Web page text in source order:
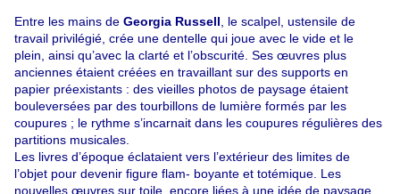
Entre les mains de Georgia Russell , le scalpel, ustensile de
travail privilégié, crée une dentelle qui joue avec le vide et le
plein, ainsi qu’avec la clarté et l’obscurité. Ses œuvres plus
anciennes étaient créées en travaillant sur des supports en
papier préexistants : des vieilles photos de paysage étaient
bouleversées par des tourbillons de lumière formés par les
coupures ; le rythme s’incarnait dans les coupures régulières des
partitions musicales.
Les livres d’époque éclataient vers l’extérieur des limites de
l’objet pour devenir figure flam- boyante et totémique. Les
nouvelles œuvres sur toile, encore liées à une idée de paysage,